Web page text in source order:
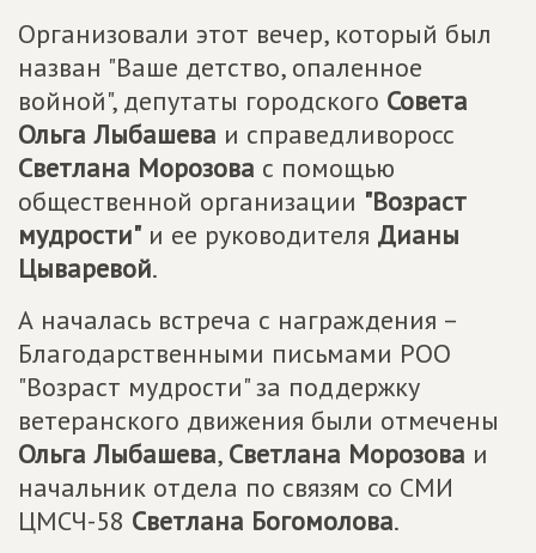
Организовали этот вечер, который был
назван "Ваше детство, опаленное
войной", депутаты городского Совета
Ольга Лыбашева и справедливоросс
Светлана Морозова с помощью
общественной организации "Возраст
мудрости" и ее руководителя Дианы
Цываревой.
А началась встреча с награждения –
Благодарственными письмами РОО
"Возраст мудрости" за поддержку
ветеранского движения были отмечены
Ольга Лыбашева, Светлана Морозова и
начальник отдела по связям со СМИ
ЦМСЧ-58 Светлана Богомолова.